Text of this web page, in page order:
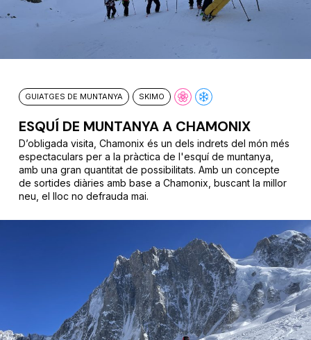
GUIATGES DE MUNTANYA SKIMO
ESQUÍ DE MUNTANYA A CHAMONIX
D’obligada visita, Chamonix és un dels indrets del món més
espectaculars per a la pràctica de l'esquí de muntanya,
amb una gran quantitat de possibilitats. Amb un concepte
de sortides diàries amb base a Chamonix, buscant la millor
neu, el lloc no defrauda mai.